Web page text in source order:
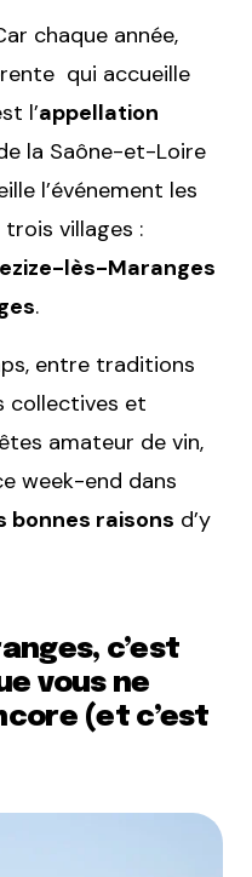
chaque année,
qui accueille
l’appellation
la Saône-et-Loire
l’événement les
trois villages :
lès-Maranges
.
entre traditions
collectives et
amateur de vin,
week-end dans
bonnes raisons d’y
c’est
vous ne
(et c’est